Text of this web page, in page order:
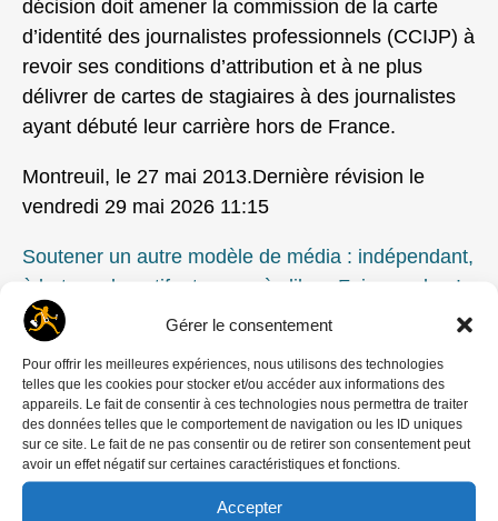
Gérer le consentement
Pour offrir les meilleures expériences, nous utilisons des technologies
telles que les cookies pour stocker et/ou accéder aux informations des
appareils. Le fait de consentir à ces technologies nous permettra de traiter
des données telles que le comportement de navigation ou les ID uniques
sur ce site. Le fait de ne pas consentir ou de retirer son consentement peut
avoir un effet négatif sur certaines caractéristiques et fonctions.
Accepter
décision doit amener la commission de la carte
d’identité des journalistes professionnels (CCIJP) à
revoir ses conditions d’attribution et à ne plus
délivrer de cartes de stagiaires à des journalistes
ayant débuté leur carrière hors de France.
Montreuil, le 27 mai 2013.Dernière révision le
vendredi 29 mai 2026 11:15
Soutener un autre modèle de média : indépendant,
à but non lucratif, et en accès libre. Faire un don !
Rubriques
Bizness
Mots-clés
CCIJP,Justice,Syndicat